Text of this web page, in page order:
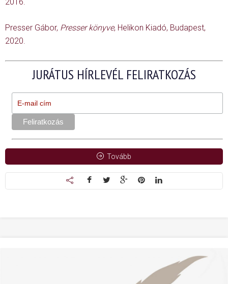
2016.
Presser Gábor, Presser könyve, Helikon Kiadó, Budapest,
2020.
JURÁTUS HÍRLEVÉL FELIRATKOZÁS
Tovább